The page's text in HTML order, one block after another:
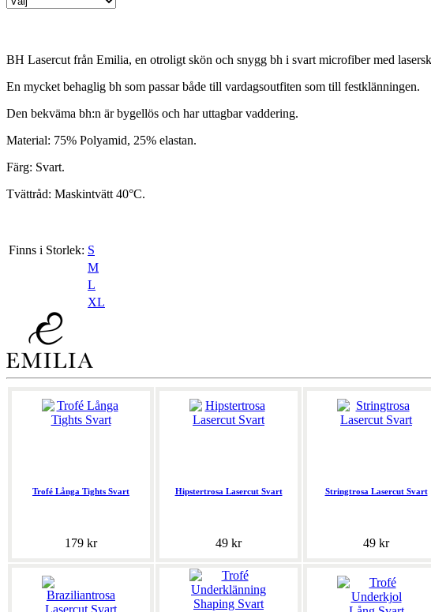
BH Lasercut från Emilia, en otroligt skön och snygg bh i svart microfiber med
En mycket behaglig bh som passar både till vardagsoutfiten som till festklänningen.
Den bekväma bh:n är bygellös och har uttagbar vaddering.
Material: 75% Polyamid, 25% elastan.
Färg: Svart.
Tvättråd: Maskintvätt 40°C.
Finns i Storlek: S
M
L
XL
Trofé Långa Tights Svart
179 kr
Hipstertrosa Lasercut Svart
49 kr
Stringtrosa Lasercut Svart
49 kr